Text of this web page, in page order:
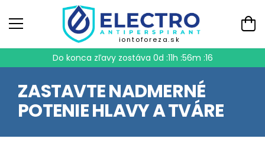
iontoforeza.sk
Do konca zľavy zostáva 0d :11h :56m :15
ZASTAVTE NADMERNÉ
POTENIE HLAVY A TVÁRE